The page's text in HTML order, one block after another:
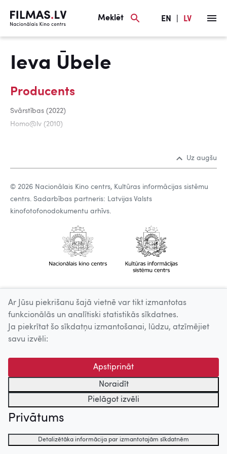
Meklēt EN LV
Ieva Ūbele
Producents
Svārstības (2022)
Homo@lv (2010)
Uz augšu
© 2026 Nacionālais Kino centrs, Kultūras informācijas sistēmu
centrs. Sadarbības partneris: Latvijas Valsts
kinofotofonodokumentu arhīvs.
Ar Jūsu piekrišanu šajā vietnē var tikt izmantotas
funkcionālās un analītiski statistikās sīkdatnes.
Ja piekrītat šo sīkdatņu izmantošanai, lūdzu, atzīmējiet
savu izvēli:
Apstiprināt
Noraidīt
Pielāgot izvēli
Privātums
Detalizētāka informācija par izmantotajām sīkdatnēm